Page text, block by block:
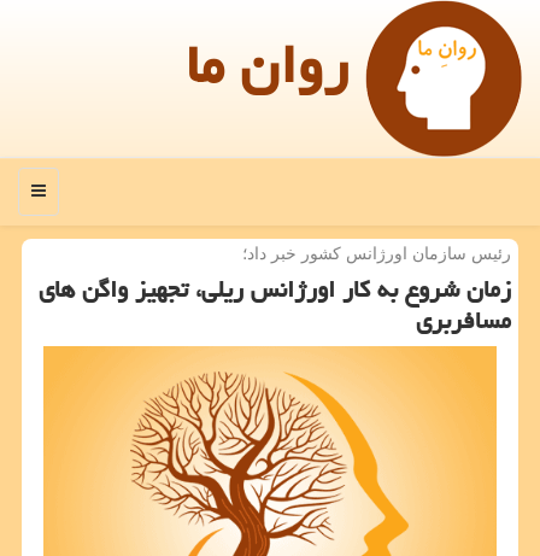
روان ما
منو
رئیس سازمان اورژانس كشور خبر داد؛
زمان شروع به كار اورژانس ریلی، تجهیز واگن های
مسافربری